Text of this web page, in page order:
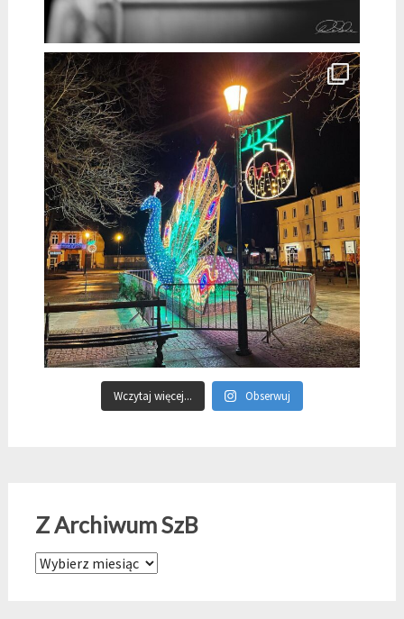
Wczytaj więcej... Obserwuj
Z Archiwum SzB
Z Archiwum SzB